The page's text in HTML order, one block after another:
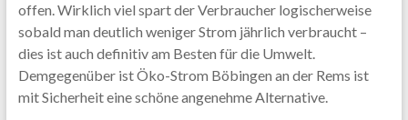
offen. Wirklich viel spart der Verbraucher logischerweise
sobald man deutlich weniger Strom jährlich verbraucht –
dies ist auch definitiv am Besten für die Umwelt.
Demgegenüber ist Öko-Strom Böbingen an der Rems ist
mit Sicherheit eine schöne angenehme Alternative.